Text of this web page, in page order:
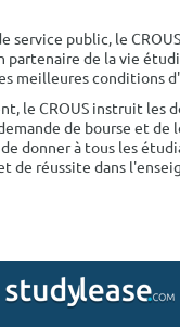
service public, le
partenaire de la vie
meilleures conditions
le CROUS instruit les
de bourse et de
donner à tous les
de réussite dans